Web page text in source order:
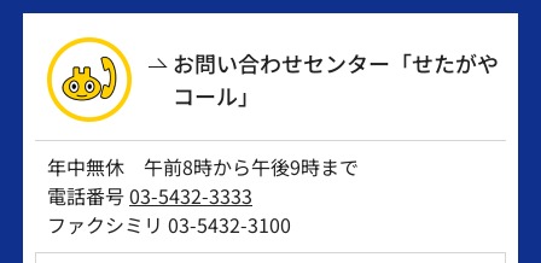
お問い合わせセンター「せたがや
コール」
年中無休 午前8時から午後9時まで
電話番号03-5432-3333
ファクシミリ 03-5432-3100